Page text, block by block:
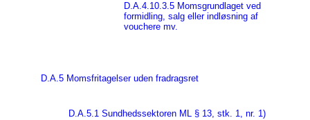
D.A.4.10.3.5 Momsgrundlaget ved
formidling, salg eller indløsning af
vouchere mv.
D.A.5 Momsfritagelser uden fradragsret
D.A.5.1 Sundhedssektoren ML § 13, stk. 1, nr. 1)